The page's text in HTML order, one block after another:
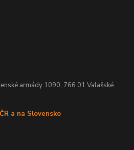
armády 1090, 766 01 Valašské
a na Slovensko